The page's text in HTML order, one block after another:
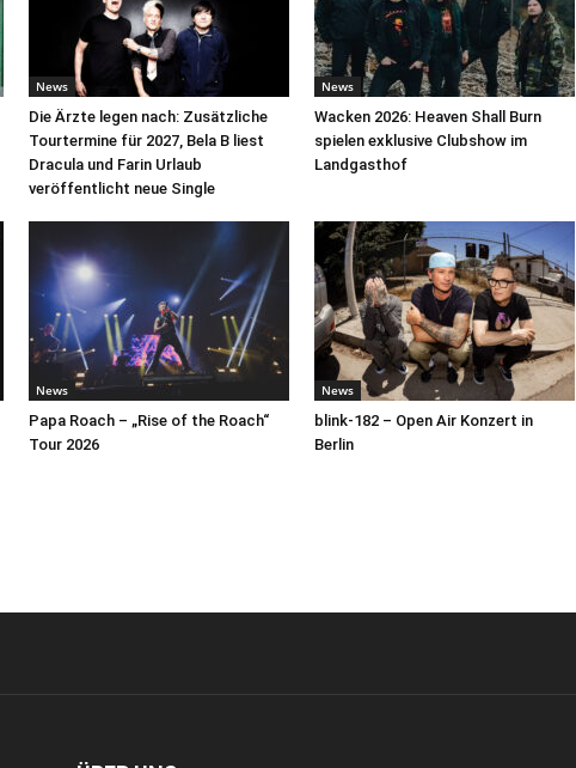
News
Die Ärzte legen nach: Zusätzliche
Tourtermine für 2027, Bela B liest
Dracula und Farin Urlaub
veröffentlicht neue Single
News
Wacken 2026: Heaven Shall Burn
spielen exklusive Clubshow im
Landgasthof
News
Papa Roach – „Rise of the Roach“
Tour 2026
News
blink-182 – Open Air Konzert in
Berlin